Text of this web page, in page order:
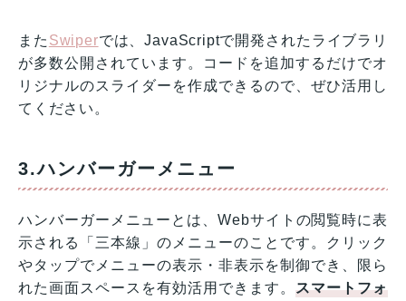
また Swiperでは、JavaScriptで開発されたライブラリ
が多数公開されています。コードを追加するだけでオ
リジナルのスライダーを作成できるので、ぜひ活用し
てください。
3.ハンバーガーメニュー
ハンバーガーメニューとは、Webサイトの閲覧時に表
示される「三本線」のメニューのことです。クリック
やタップでメニューの表示・非表示を制御でき、限ら
れた画面スペースを有効活用できます。スマートフォ